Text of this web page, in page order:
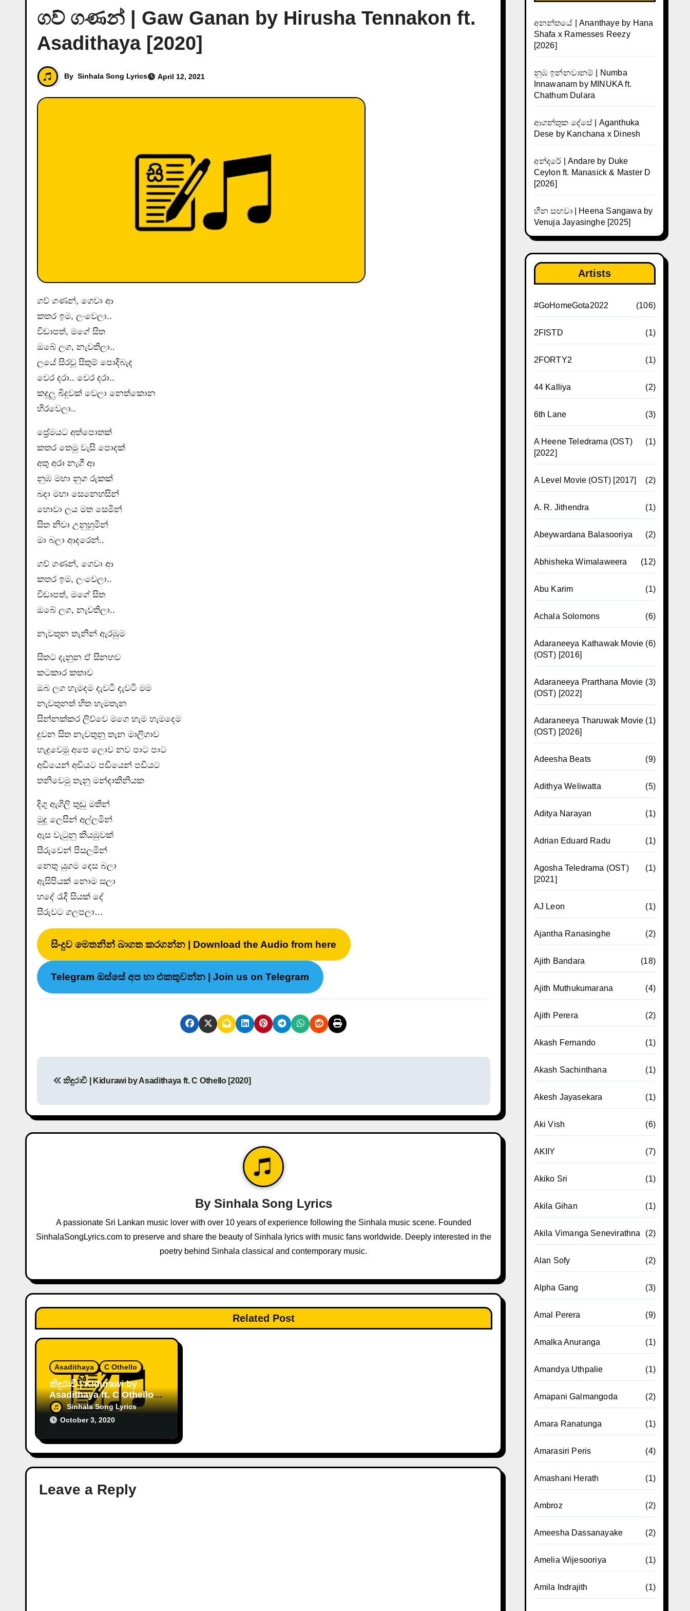
ගව් ගණන් | Gaw Ganan by Hirusha Tennakon ft.
Asadithaya [2020]
By Sinhala Song Lyrics April 12, 2021
ගව් ගණන්, ගෙවා ආ
කතර ඉම, ලංවෙලා..
විඩාපත්, මගේ සිත
ඔබේ ලග, නැවතිලා..
ලයේ සිරවූ සිතුම් පොදිබැද
වෙර දරා.. වෙර දරා..
කදුලු බිදුවක් වෙලා නෙත්කොන
හිරවෙලා..
ප්‍රේමයට අත්පොතක්
කතර තෙමු වැසි පොදක්
අතු අරා නැගී ආ
නුඹ මහා නුග රුකක්
බදා මහා සෙනෙහසින්
හොවා ලය මත සෙමින්
සිත නිවා උනුහුමින්
මා බලා ආදරෙන්..
ගව් ගණන්, ගෙවා ආ
කතර ඉම, ලංවෙලා..
විඩාපත්, මගේ සිත
ඔබේ ලග, නැවතිලා..
නැවතුන තැනින් ඇරඹුම
සිතට දැනුන ඒ සිනහව
කටකාර කතාව
ඔබ ලග හැමදම දැවටි දැවටි මම
නැවතුනත් හිත හැමතැන
සින්නක්කර ලිව්වෙ මගෙ හැම හැමදෙම
දුවන සිත නැවතුනු තැන මාලිගාව
හැදුවෙමු අපෙ ලොව නව පාට පාට
අඩියෙන් අඩියට පඩියෙන් පඩියට
තනිවෙමු තැනු මන්දාකිනියක
දිගු ඇගිලි තුඩු මතින්
මුදු ලෙසින් අල්ලමින්
ඇස වැටුනු කියඹුවක්
සීරුවෙන් පිසලමින්
නෙතු යුගම දෙස බලා
ඇසිපියක් නොම සලා
හදේ රැදි සියක් දේ
සීරුවට ගලපලා…
සිංදුව මෙතනින් බාගත කරගන්න | Download the Audio from here
Telegram ඔස්සේ අප හා එකතුවන්න | Join us on Telegram
s
t
g
t
i
o
n
කිඳුරාවී | Kidurawi by Asadithaya ft. C Othello [2020]
By Sinhala Song Lyrics
A passionate Sri Lankan music lover with over 10 years of experience following the Sinhala music scene. Founded
SinhalaSongLyrics.com to preserve and share the beauty of Sinhala lyrics with music fans worldwide. Deeply interested in the
poetry behind Sinhala classical and contemporary music.
Related Post
Asadithaya C Othello
කිඳුරාවී | Kidurawi by
Asadithaya ft. C Othello
[2020]Sinhala Song Lyrics
October 3, 2020
Leave a Reply
අනන්තයේ | Ananthaye by Hana
Shafa x Ramesses Reezy
[2026]
නුඹ ඉන්නවානම් | Numba
Innawanam by MINUKA ft.
Chathum Dulara
ආගන්තුක දේසේ | Aganthuka
Dese by Kanchana x Dinesh
අන්දරේ | Andare by Duke
Ceylon ft. Manasick & Master D
[2026]
හීන සඟවා | Heena Sangawa by
Venuja Jayasinghe [2025]
Artists
#GoHomeGota2022 (106)
2FISTD (1)
2FORTY2 (1)
44 Kalliya (2)
6th Lane (3)
A Heene Teledrama (OST)
[2022]
(1)
A Level Movie (OST) [2017] (2)
A. R. Jithendra (1)
Abeywardana Balasooriya (2)
Abhisheka Wimalaweera (12)
Abu Karim (1)
Achala Solomons (6)
Adaraneeya Kathawak Movie
(OST) [2016]
(6)
Adaraneeya Prarthana Movie
(OST) [2022]
(3)
Adaraneeya Tharuwak Movie
(OST) [2026]
(1)
Adeesha Beats (9)
Adithya Weliwatta (5)
Aditya Narayan (1)
Adrian Eduard Radu (1)
Agosha Teledrama (OST)
[2021]
(1)
AJ Leon (1)
Ajantha Ranasinghe (2)
Ajith Bandara (18)
Ajith Muthukumarana (4)
Ajith Perera (2)
Akash Fernando (1)
Akash Sachinthana (1)
Akesh Jayasekara (1)
Aki Vish (6)
AKIIY (7)
Akiko Sri (1)
Akila Gihan (1)
Akila Vimanga Senevirathna (2)
Alan Sofy (2)
Alpha Gang (3)
Amal Perera (9)
Amalka Anuranga (1)
Amandya Uthpalie (1)
Amapani Galmangoda (2)
Amara Ranatunga (1)
Amarasiri Peris (4)
Amashani Herath (1)
Ambroz (2)
Ameesha Dassanayake (2)
Amelia Wijesooriya (1)
Amila Indrajith (1)